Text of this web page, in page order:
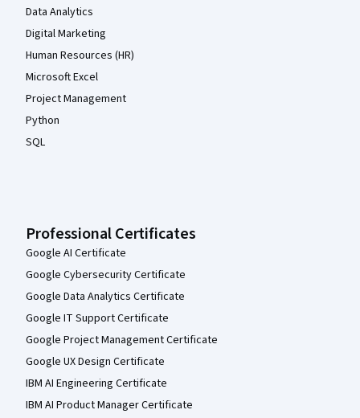
Data Analytics
Digital Marketing
Human Resources (HR)
Microsoft Excel
Project Management
Python
SQL
Professional Certificates
Google AI Certificate
Google Cybersecurity Certificate
Google Data Analytics Certificate
Google IT Support Certificate
Google Project Management Certificate
Google UX Design Certificate
IBM AI Engineering Certificate
IBM AI Product Manager Certificate